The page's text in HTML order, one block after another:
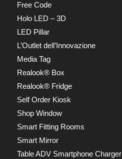
Free Code
Holo LED – 3D
LED Pillar
L’Outlet dell’Innovazione
Media Tag
Realook® Box
Realook® Fridge
Self Order Kiosk
Shop Window
Smart Fitting Rooms
Smart Mirror
Table ADV Smartphone Charger